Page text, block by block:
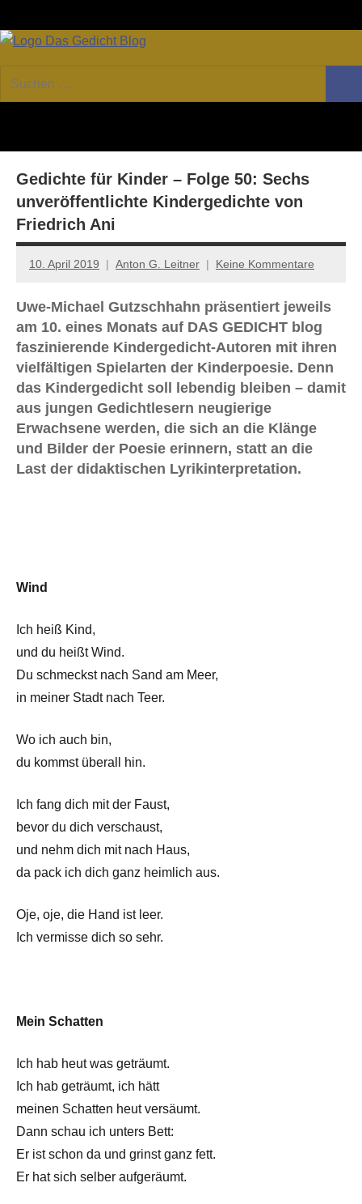
Inhalt
GEDICHT
Forum
von
Lyrik,
Essay
Suchen
nach:
Gedichte für Kinder – Folge 50: Sechs
unveröffentlichte Kindergedichte von
Friedrich Ani
10. April 2019 Anton G. Leitner Keine Kommentare
Uwe-Michael Gutzschhahn präsentiert jeweils
am 10. eines Monats auf DAS GEDICHT blog
faszinierende Kindergedicht-Autoren mit ihren
vielfältigen Spielarten der Kinderpoesie. Denn
das Kindergedicht soll lebendig bleiben – damit
aus jungen Gedichtlesern neugierige
Erwachsene werden, die sich an die Klänge
und Bilder der Poesie erinnern, statt an die
Last der didaktischen Lyrikinterpretation.
Wind
Ich heiß Kind,
und du heißt Wind.
Du schmeckst nach Sand am Meer,
in meiner Stadt nach Teer.
Wo ich auch bin,
du kommst überall hin.
Ich fang dich mit der Faust,
bevor du dich verschaust,
und nehm dich mit nach Haus,
da pack ich dich ganz heimlich aus.
Oje, oje, die Hand ist leer.
Ich vermisse dich so sehr.
Mein Schatten
Ich hab heut was geträumt.
Ich hab geträumt, ich hätt
meinen Schatten heut versäumt.
Dann schau ich unters Bett:
Er ist schon da und grinst ganz fett.
Er hat sich selber aufgeräumt.